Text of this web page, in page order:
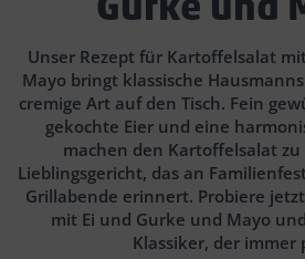
Unser Rezept für Kartoffelsalat
Mayo bringt klassische
cremige Art auf den Tisch. Fein
gekochte Eier und eine
machen den Kartoffelsalat
Lieblingsgericht, das an
Grillabende erinnert. Probiere
mit Ei und Gurke und Mayo
Klassiker, der immer